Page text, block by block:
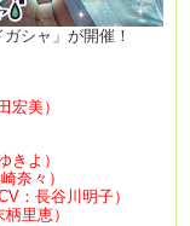
シャ」が開催！
美）
よ）
奈々）
：長谷川明子）
里恵）